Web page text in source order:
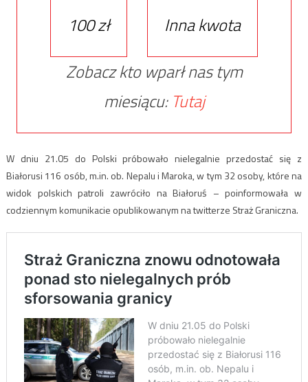
100 zł
Inna kwota
Zobacz kto wparł nas tym
miesiącu: Tutaj
W dniu 21.05 do Polski próbowało nielegalnie przedostać się z
Białorusi 116 osób, m.in. ob. Nepalu i Maroka, w tym 32 osoby, które na
widok polskich patroli zawróciło na Białoruś – poinformowała w
codziennym komunikacie opublikowanym na twitterze Straż Graniczna.